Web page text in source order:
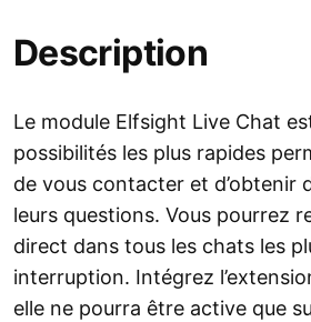
Description
Le module Elfsight Live Chat
possibilités les plus rapides
de vous contacter et d’obtenir
leurs questions. Vous pourrez
direct dans tous les chats les
interruption. Intégrez
elle ne pourra être active que